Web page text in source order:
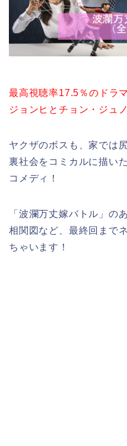
最高視聴率17.5％のドラ
ジョンヒとチョン・ジュ
ヤクザのボスも、家では
裏社会をコミカルに描い
コメディ！
「波瀾万丈嫁バトル」の
相関図など、最終回まで
ちゃいます！